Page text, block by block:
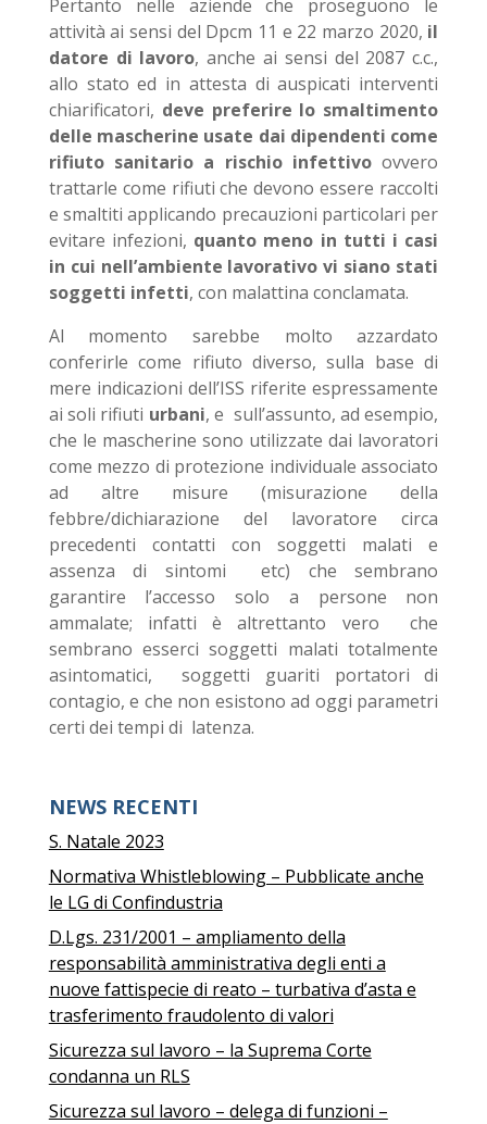
Pertanto nelle aziende che proseguono le
attività ai sensi del Dpcm 11 e 22 marzo 2020, il
datore di lavoro, anche ai sensi del 2087 c.c.,
allo stato ed in attesta di auspicati interventi
chiarificatori, deve preferire lo smaltimento
delle mascherine usate dai dipendenti come
rifiuto sanitario a rischio infettivoovvero
trattarle come rifiuti che devono essere raccolti
e smaltiti applicando precauzioni particolari per
evitare infezioni, quanto meno in tutti i casi
in cui nell’ambiente lavorativo vi siano stati
soggetti infetti, con malattina conclamata.
Al momento sarebbe molto azzardato
conferirle come rifiuto diverso, sulla base di
mere indicazioni dell’ISS riferite espressamente
ai soli rifiuti urbani, e sull’assunto, ad esempio,
che le mascherine sono utilizzate dai lavoratori
come mezzo di protezione individuale associato
ad altre misure (misurazione della
febbre/dichiarazione del lavoratore circa
precedenti contatti con soggetti malati e
assenza di sintomi etc) che sembrano
garantire l’accesso solo a persone non
ammalate; infatti è altrettanto vero che
sembrano esserci soggetti malati totalmente
asintomatici, soggetti guariti portatori di
contagio, e che non esistono ad oggi parametri
certi dei tempi di latenza.
NEWS RECENTI
S. Natale 2023
Normativa Whistleblowing – Pubblicate anche
le LG di Confindustria
D.Lgs. 231/2001 – ampliamento della
responsabilità amministrativa degli enti a
nuove fattispecie di reato – turbativa d’asta e
trasferimento fraudolento di valori
Sicurezza sul lavoro – la Suprema Corte
condanna un RLS
Sicurezza sul lavoro – delega di funzioni –